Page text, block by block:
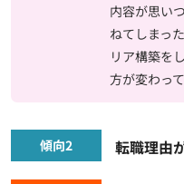
内容が思い
ねてしまっ
リア構築を
方が変わっ
傾向2 転職理由